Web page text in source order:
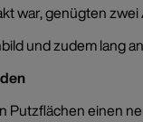
war, genügten
und zudem
Putzflächen einen